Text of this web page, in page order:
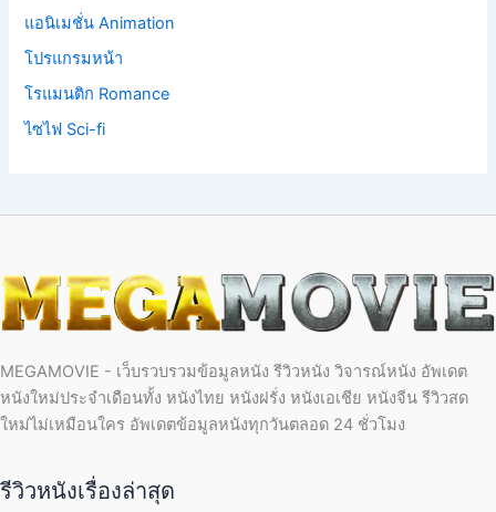
แอนิเมชั่น Animation
โปรแกรมหน้า
โรแมนติก Romance
ไซไฟ Sci-fi
MEGAMOVIE - เว็บรวบรวมข้อมูลหนัง รีวิวหนัง วิจารณ์หนัง อัพเดต
หนังใหม่ประจำเดือนทั้ง หนังไทย หนังฝรั่ง หนังเอเชีย หนังจีน รีวิวสด
ใหม่ไม่เหมือนใคร อัพเดตข้อมูลหนังทุกวันตลอด 24 ชั่วโมง
รีวิวหนังเรื่องล่าสุด